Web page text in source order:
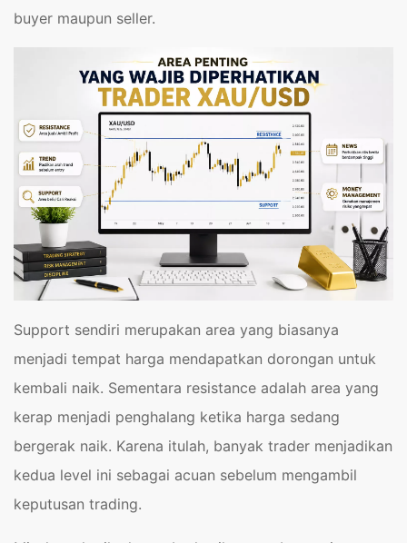
buyer maupun seller.
Support sendiri merupakan area yang biasanya
menjadi tempat harga mendapatkan dorongan untuk
kembali naik. Sementara resistance adalah area yang
kerap menjadi penghalang ketika harga sedang
bergerak naik. Karena itulah, banyak trader menjadikan
kedua level ini sebagai acuan sebelum mengambil
keputusan trading.